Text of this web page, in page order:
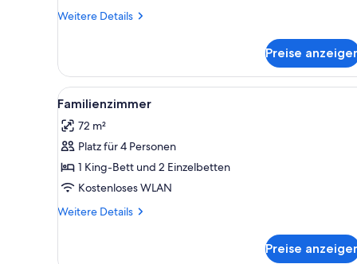
Weitere Details
Weitere
Suite,
2 Schlafzimmer
Preise
Alle
Fotos
für
Familienzimmer
anzeigen
Ein modernes Hotelzimmer
7
Familienzimmer
72 m²
Platz für 4 Personen
1 King-Bett und 2 Einzelbetten
Kostenloses WLAN
Weitere Details
Weitere
Preise